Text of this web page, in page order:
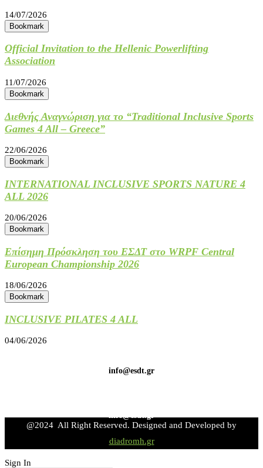
14/07/2026
Bookmark
Official Invitation to the Hellenic Powerlifting
Association
11/07/2026
Bookmark
Διεθνής Αναγνώριση για το “Traditional Inclusive Sports
Games 4 All – Greece”
22/06/2026
Bookmark
INTERNATIONAL INCLUSIVE SPORTS NATURE 4
ALL 2026
20/06/2026
Bookmark
Επίσημη Πρόσκληση του ΕΣΔΤ στο WRPF Central
European Championship 2026
18/06/2026
Bookmark
INCLUSIVE PILATES 4 ALL
04/06/2026
info@esdt.gr
info@esdt.gr
@2024 All Right Reserved. Designed and Developed by
diadromh.gr
Sign In